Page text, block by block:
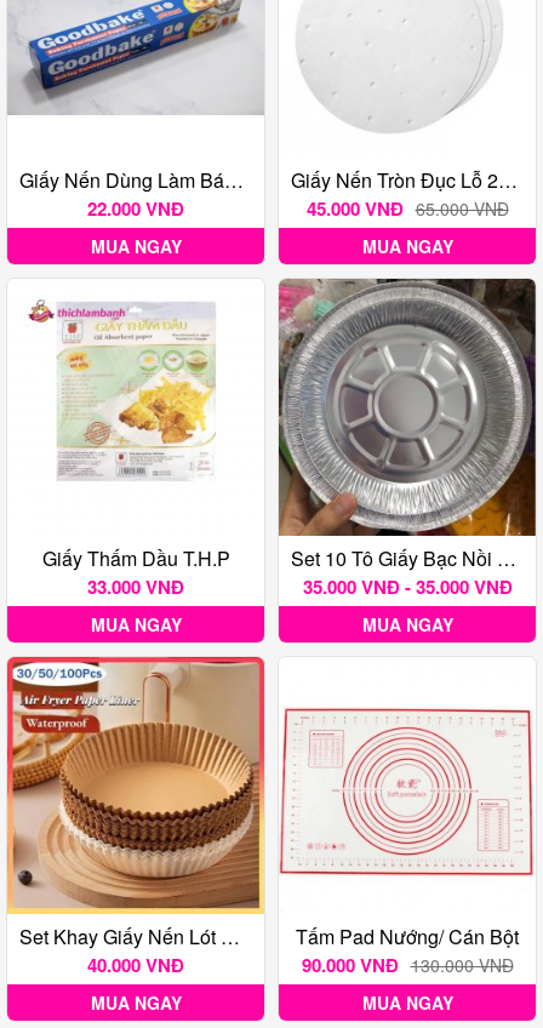
Giấy Nến Dùng Làm Bánh Cuộn 5m X 30cm
22.000 VNĐ
MUA NGAY
Giấy Nến Tròn Đục Lỗ 23cm - 100 Tờ
45.000 VNĐ 65.000 VNĐ
MUA NGAY
Giấy Thấm Dầu T.H.P
33.000 VNĐ
MUA NGAY
Set 10 Tô Giấy Bạc Nồi Chiên Không Dầu Nhiều Size
35.000 VNĐ - 35.000 VNĐ
MUA NGAY
Set Khay Giấy Nến Lót Nồi Chiên Không Dầu
40.000 VNĐ
MUA NGAY
Tấm Pad Nướng/ Cán Bột
90.000 VNĐ 130.000 VNĐ
MUA NGAY